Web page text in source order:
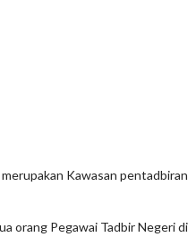
Kawasan pentadbiran
orang Pegawai Tadbir Negeri di